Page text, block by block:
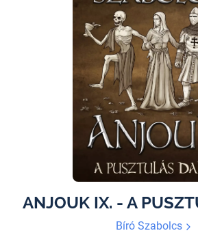
ANJOUK IX. - A
Bíró Szabolcs